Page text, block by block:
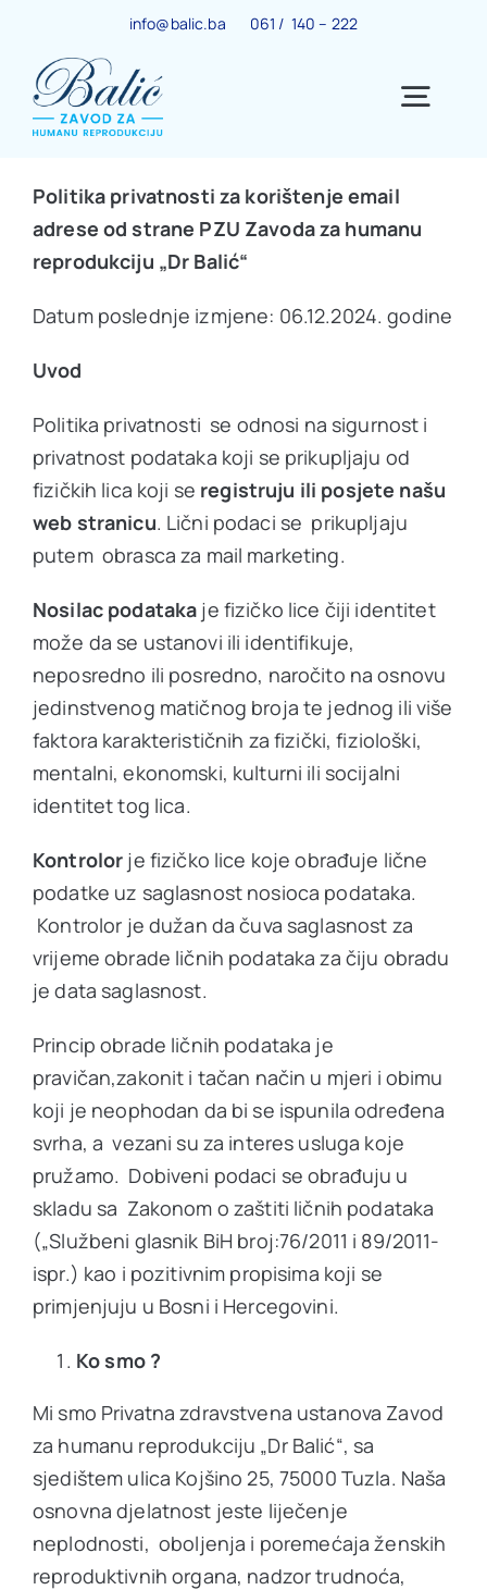
content
info@balic.ba 061 / 140 – 222
Ginekološki centar
Trudnoća
Centar za menopauzu
Ostale usluge
VIP Club NOVO
Oglas za posao
Kontakt
Politika privatnosti za korištenje email
adrese od strane PZU Zavoda za humanu
reprodukciju „Dr Balić“
Datum poslednje izmjene: 06.12.2024. godine
Uvod
Politika privatnosti se odnosi na sigurnost i
privatnost podataka koji se prikupljaju od
fizičkih lica koji se registruju ili posjete našu
web stranicu. Lični podaci se prikupljaju
putem obrasca za mail marketing.
Nosilac podataka je fizičko lice čiji identitet
može da se ustanovi ili identifikuje,
neposredno ili posredno, naročito na osnovu
jedinstvenog matičnog broja te jednog ili više
faktora karakterističnih za fizički, fiziološki,
mentalni, ekonomski, kulturni ili socijalni
identitet tog lica.
Kontrolor je fizičko lice koje obrađuje lične
podatke uz saglasnost nosioca podataka.
Kontrolor je dužan da čuva saglasnost za
vrijeme obrade ličnih podataka za čiju obradu
je data saglasnost.
Princip obrade ličnih podataka je
pravičan,zakonit i tačan način u mjeri i obimu
koji je neophodan da bi se ispunila određena
svrha, a vezani su za interes usluga koje
pružamo. Dobiveni podaci se obrađuju u
skladu sa Zakonom o zaštiti ličnih podataka
(„Službeni glasnik BiH broj:76/2011 i 89/2011-
ispr.) kao i pozitivnim propisima koji se
primjenjuju u Bosni i Hercegovini.
Ko smo ?
Mi smo Privatna zdravstvena ustanova Zavod
za humanu reprodukciju „Dr Balić“, sa
sjedištem ulica Kojšino 25, 75000 Tuzla. Naša
osnovna djelatnost jeste liječenje
neplodnosti, oboljenja i poremećaja ženskih
reproduktivnih organa, nadzor trudnoća,